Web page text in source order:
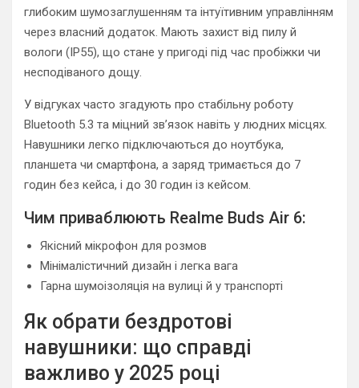
глибоким шумозаглушенням та інтуїтивним управлінням
через власний додаток. Мають захист від пилу й
вологи (IP55), що стане у пригоді під час пробіжки чи
несподіваного дощу.
У відгуках часто згадують про стабільну роботу
Bluetooth 5.3 та міцний зв’язок навіть у людних місцях.
Навушники легко підключаються до ноутбука,
планшета чи смартфона, а заряд тримається до 7
годин без кейса, і до 30 годин із кейсом.
Чим приваблюють Realme Buds Air 6:
Якісний мікрофон для розмов
Мінімалістичний дизайн і легка вага
Гарна шумоізоляція на вулиці й у транспорті
Як обрати бездротові
навушники: що справді
важливо у 2025 році